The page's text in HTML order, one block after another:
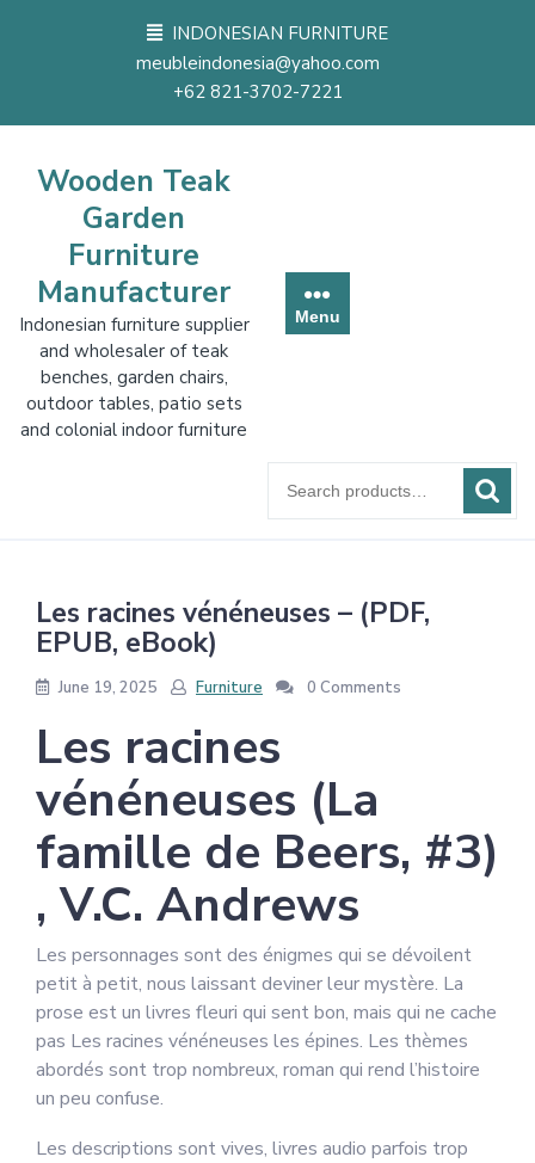
INDONESIAN FURNITURE
meubleindonesia@yahoo.com
+62 821-3702-7221
Wooden Teak
Garden
Furniture
Manufacturer
Indonesian furniture supplier
and wholesaler of teak
benches, garden chairs,
outdoor tables, patio sets
and colonial indoor furniture
Menu
for:
Les racines vénéneuses – (PDF,
EPUB, eBook)
June 19, 2025 Furniture 0 Comments
Les racines
vénéneuses (La
famille de Beers, #3)
, V.C. Andrews
Les personnages sont des énigmes qui se dévoilent
petit à petit, nous laissant deviner leur mystère. La
prose est un livres fleuri qui sent bon, mais qui ne cache
pas Les racines vénéneuses les épines. Les thèmes
abordés sont trop nombreux, roman qui rend l’histoire
un peu confuse.
Les descriptions sont vives, livres audio parfois trop